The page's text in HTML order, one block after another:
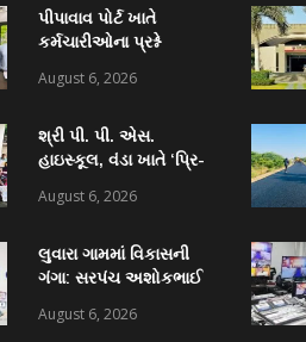
પીપાવાવ પોર્ટ ખાતે
કર્મચારીઓના પ્રશ્ને
મુલાકાત, સ્થાનિક
સાથે ચર્ચા
August 6, 2026
શ્રી પી. પી. એસ.
હાઇસ્કૂલ, વંડા ખાતે ‘પ્રિ-
ભવ્ય ચિત્ર સ્પર્ધા યોજાઈ:
રંગોથી રાષ્ટ્રપ્રેમ કંડાર્યો
August 6, 2026
લુવારા ગામમાં વિકાસની
ગંગા: સરપંચ અશોકભાઈ
₹18.50 લાખની ગ્રાન્ટ
August 6, 2026